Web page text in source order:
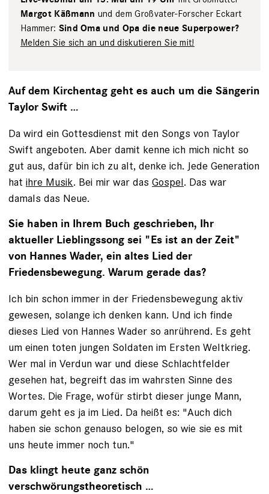
Margot Käßmann und dem Großvater-Forscher Eckart
Hammer: Sind Oma und Opa die neue Superpower?
Melden Sie sich an und diskutieren Sie mit!
Auf dem Kirchentag geht es auch um die Sängerin
Taylor Swift …
Da wird ein Gottesdienst mit den Songs von Taylor
Swift angeboten. Aber damit kenne ich mich nicht so
gut aus, dafür bin ich zu alt, denke ich. Jede Generation
hat ihre Musik. Bei mir war das Gospel. Das war
damals das Neue.
Sie haben in Ihrem Buch geschrieben, Ihr
aktueller Lieblingssong sei "Es ist an der Zeit"
von Hannes Wader, ein altes Lied der
Friedensbewegung. Warum gerade das?
Ich bin schon immer in der Friedensbewegung aktiv
gewesen, solange ich denken kann. Und ich finde
dieses Lied von Hannes Wader so anrührend. Es geht
um einen toten jungen Soldaten im Ersten Weltkrieg.
Wer mal in Verdun war und diese Schlachtfelder
gesehen hat, begreift das im wahrsten Sinne des
Wortes. Die Frage, wofür stirbt dieser junge Mann,
darum geht es ja im Lied. Da heißt es: "Auch dich
haben sie schon genauso belogen, so wie sie es mit
uns heute immer noch tun."
Das klingt heute ganz schön
verschwörungstheoretisch …